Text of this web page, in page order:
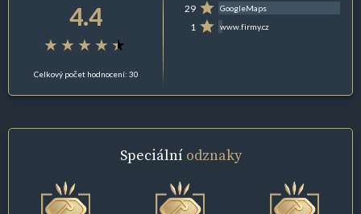
4.4
Celkový počet hodnocení: 30
29 GoogleMaps
1 www.firmy.cz
Speciální odznaky